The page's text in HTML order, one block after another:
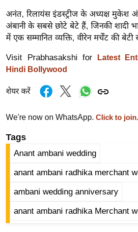
ज
न
ज
ग
त
हॉ
ली
ड
फि
अनंत, रिलायंस इंडस्ट्रीज के अध्यक्ष मुकेश
अंबानी के सबसे छोटे बेटे हैं, जिनकी शादी
में एक सम्मानित व्यक्ति, वीरेन मर्चेंट की बेटी
Visit Prabhasakshi for Latest
Hindi Bollywood
शेयर करें
We're now on WhatsApp. Click to join.
Tags
Anant ambani wedding
anant ambani radhika merchant
ambani wedding anniversary
anant ambani radhika Merchant